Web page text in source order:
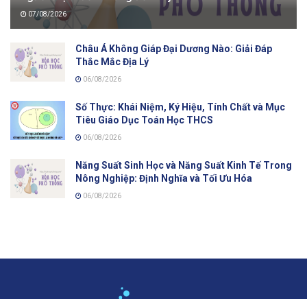
07/08/2026
Châu Á Không Giáp Đại Dương Nào: Giải Đáp
Thắc Mắc Địa Lý
06/08/2026
Số Thực: Khái Niệm, Ký Hiệu, Tính Chất và Mục
Tiêu Giáo Dục Toán Học THCS
06/08/2026
Năng Suất Sinh Học và Năng Suất Kinh Tế Trong
Nông Nghiệp: Định Nghĩa và Tối Ưu Hóa
06/08/2026